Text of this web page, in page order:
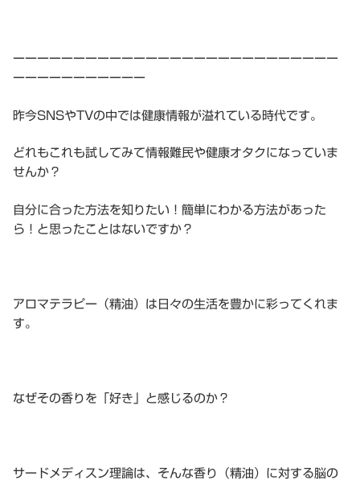
ーーーーーーーーーーーーーーーーーーーーーーーーーーー
ーーーーーーーーーーー
昨今SNSやTVの中では健康情報が溢れている時代です。
どれもこれも試してみて情報難民や健康オタクになっていま
せんか？
自分に合った方法を知りたい！簡単にわかる方法があった
ら！と思ったことはないですか？
アロマテラピー（精油）は日々の生活を豊かに彩ってくれま
す。
なぜその香りを「好き」と感じるのか？
サードメディスン理論は、そんな香り（精油）に対する脳の